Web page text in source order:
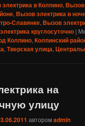
в Колпино,Вызов
,Вызов электрика в
Славянке,Вызов
круглосуточно |
Колпино,Колпинский
,Тверская улица,
на
улицу
авторомadmin